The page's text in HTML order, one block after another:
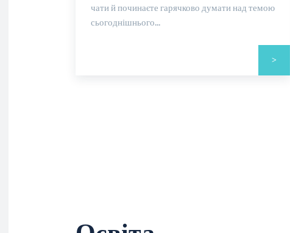
чати й починаєте гарячково думати над темою
сьогоднішнього...
>